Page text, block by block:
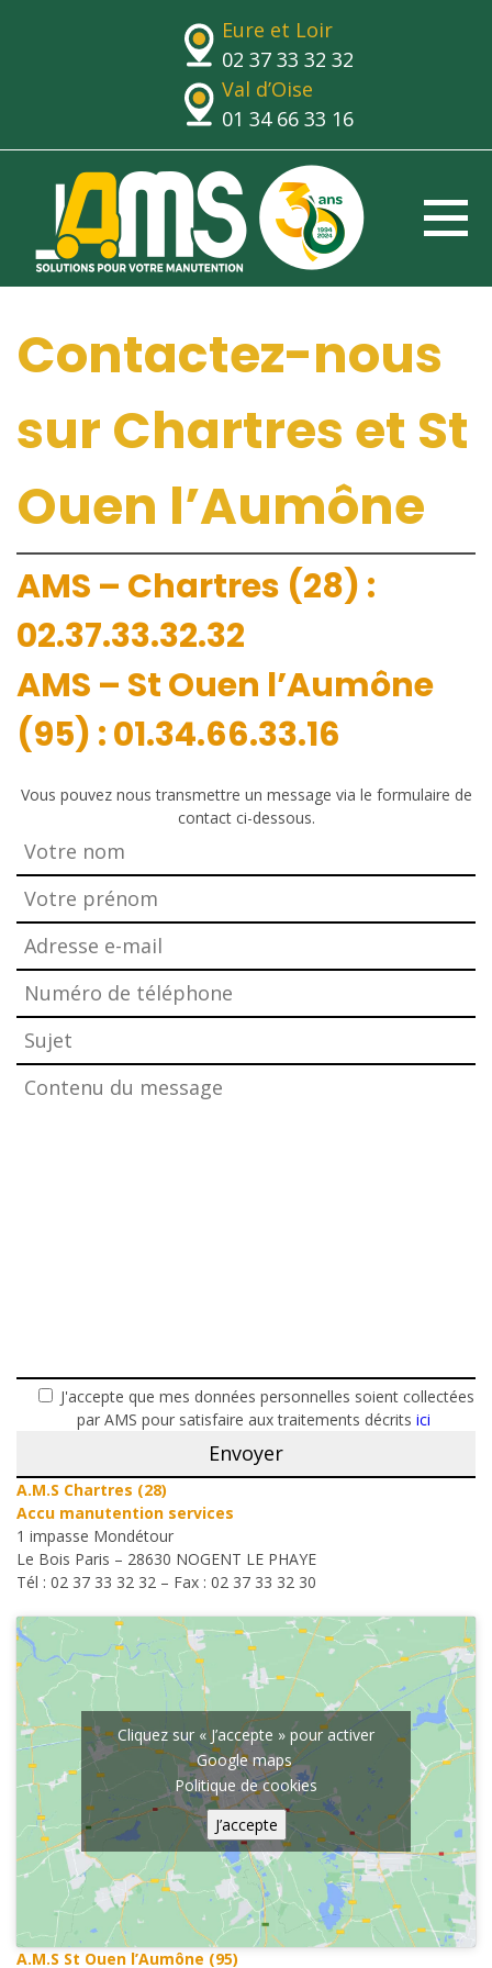
Eure et Loir
02 37 33 32 32
Val d’Oise
01 34 66 33 16
Contactez-nous
sur Chartres et St
Ouen l’Aumône
AMS – Chartres (28) :
02.37.33.32.32
AMS – St Ouen l’Aumône
(95) : 01.34.66.33.16
Vous pouvez nous transmettre un message via le formulaire de
contact ci-dessous.
J'accepte que mes données personnelles soient collectées
par AMS pour satisfaire aux traitements décrits ici
A.M.S Chartres (28)
Accu manutention services
1 impasse Mondétour
Le Bois Paris – 28630 NOGENT LE PHAYE
Tél : 02 37 33 32 32 – Fax : 02 37 33 32 30
Cliquez sur « J’accepte » pour activer
Google maps
Politique de cookies
J’accepte
A.M.S St Ouen l’Aumône (95)